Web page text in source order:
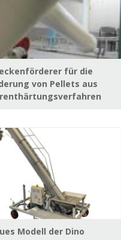
für die
von Pellets aus
Modell der Dino